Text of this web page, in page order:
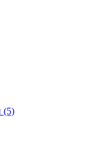
(5)